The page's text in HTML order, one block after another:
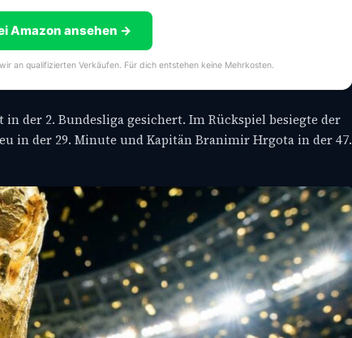
Amazon ansehen →
an qualifizierten Verkäufen. Für dich entstehen keine Mehrkosten.
der 2. Bundesliga gesichert. Im Rückspiel besiegte der
in der 29. Minute und Kapitän Branimir Hrgota in der 47.